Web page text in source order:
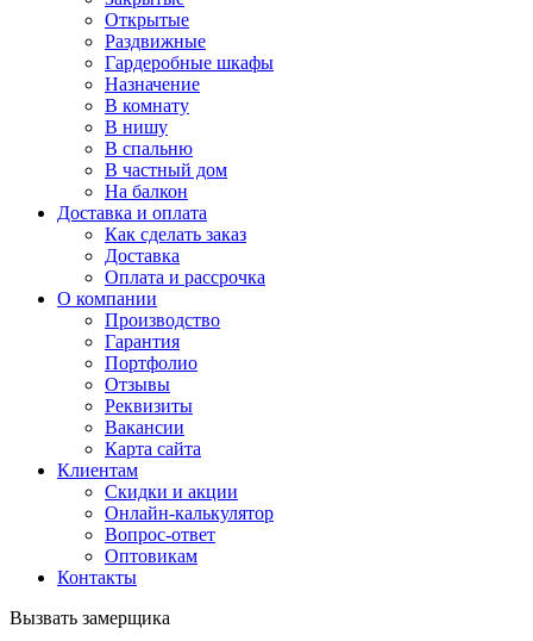
Открытые
Раздвижные
Гардеробные шкафы
Назначение
В комнату
В нишу
В спальню
В частный дом
На балкон
Доставка и оплата
Как сделать заказ
Доставка
Оплата и рассрочка
О компании
Производство
Гарантия
Портфолио
Отзывы
Реквизиты
Вакансии
Карта сайта
Клиентам
Скидки и акции
Онлайн-калькулятор
Вопрос-ответ
Оптовикам
Контакты
Вызвать замерщика